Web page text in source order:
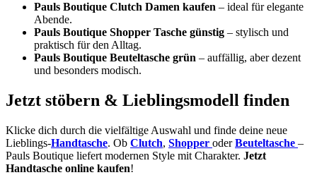
Pauls Boutique Clutch Damen kaufen – ideal für elegante
Abende.
Pauls Boutique Shopper Tasche günstig – stylisch und
praktisch für den Alltag.
Pauls Boutique Beuteltasche grün – auffällig, aber dezent
und besonders modisch.
Jetzt stöbern & Lieblingsmodell finden
Klicke dich durch die vielfältige Auswahl und finde deine neue
Lieblings-Handtasche. Ob Clutch, Shopper oderBeuteltasche –
Pauls Boutique liefert modernen Style mit Charakter. Jetzt
Handtasche online kaufen!